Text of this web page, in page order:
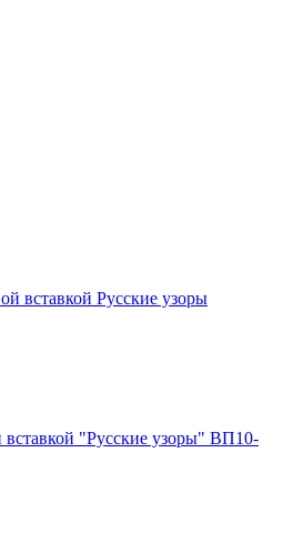
вставкой "Русские узоры" ВП10-